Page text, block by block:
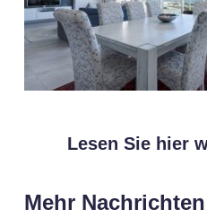
Lesen Sie hier
Mehr Nachrichten